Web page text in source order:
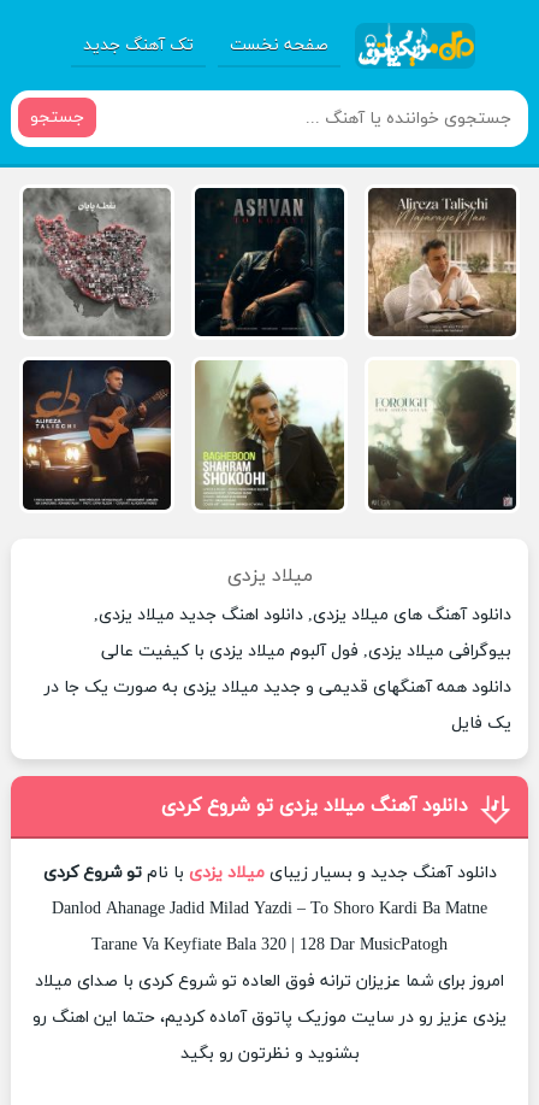
صفحه نخست تک آهنگ جدید
جستجو
میلاد یزدی
دانلود آهنگ های میلاد یزدی, دانلود اهنگ جدید میلاد یزدی,
بیوگرافی میلاد یزدی, فول آلبوم میلاد یزدی با کیفیت عالی
دانلود همه آهنگهای قدیمی و جدید میلاد یزدی به صورت یک جا در
یک فایل
دانلود آهنگ میلاد یزدی تو شروع کردی
دانلود آهنگ جدید و بسیار زیبایمیلاد یزدی با نامتو شروع کردی
Danlod Ahanage Jadid Milad Yazdi – To Shoro Kardi Ba Matne
Tarane Va Keyfiate Bala 320 | 128 Dar MusicPatogh
امروز برای شما عزیزان ترانه فوق العاده تو شروع کردی با صدای میلاد
یزدی عزیز رو در سایت موزیک پاتوق آماده کردیم، حتما این اهنگ رو
بشنوید و نظرتون رو بگید